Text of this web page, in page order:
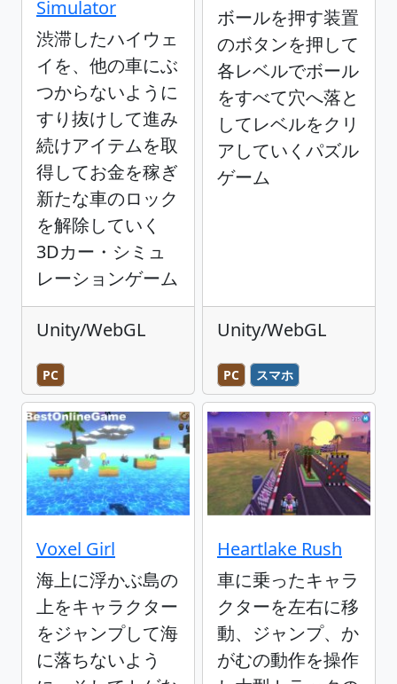
Simulator
渋滞したハイウェ
イを、他の車にぶ
つからないように
すり抜けして進み
続けアイテムを取
得してお金を稼ぎ
新たな車のロック
を解除していく
3Dカー・シミュ
レーションゲーム
Unity/WebGL
PC
ボールを押す装置
のボタンを押して
各レベルでボール
をすべて穴へ落と
してレベルをクリ
アしていくパズル
ゲーム
Unity/WebGL
PC スマホ
Voxel Girl
海上に浮かぶ島の
上をキャラクター
をジャンプして海
に落ちないよう
Heartlake Rush
車に乗ったキャラ
クターを左右に移
動、ジャンプ、か
がむの動作を操作